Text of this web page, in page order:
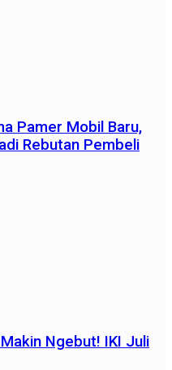
Pamer Mobil Baru,
Rebutan Pembeli
Ngebut! IKI Juli